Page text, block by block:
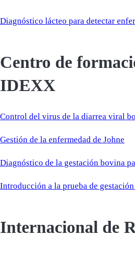
Diagnóstico lácteo para detectar
Centro de
IDEXX
Control del virus de la diarrea viral
Gestión de la enfermedad de Johne
Diagnóstico de la gestación bovina
Introducción a la prueba de
Internacional de